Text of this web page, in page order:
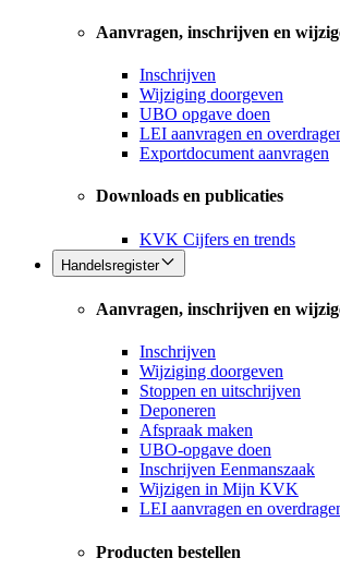
Aanvragen, inschrijven en
Inschrijven
Wijziging doorgeven
UBO opgave doen
LEI aanvragen en
Exportdocument aanvragen
Downloads en publicaties
KVK Cijfers en trends
Handelsregister
Aanvragen, inschrijven en
Inschrijven
Wijziging doorgeven
Stoppen en uitschrijven
Deponeren
Afspraak maken
UBO-opgave doen
Inschrijven Eenmanszaak
Wijzigen in Mijn KVK
LEI aanvragen en
Producten bestellen